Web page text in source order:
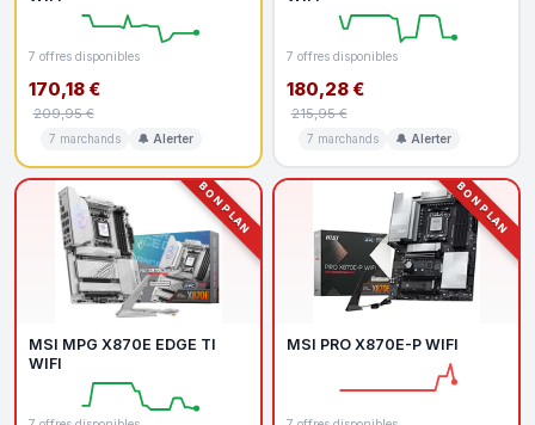
7 offres disponibles
170,18 €
209,95 €
7 marchands 🔔 Alerter
7 offres disponibles
180,28 €
215,95 €
7 marchands 🔔 Alerter
BON PLAN
MSI MPG X870E EDGE TI
WIFI
BON PLAN
MSI PRO X870E-P WIFI